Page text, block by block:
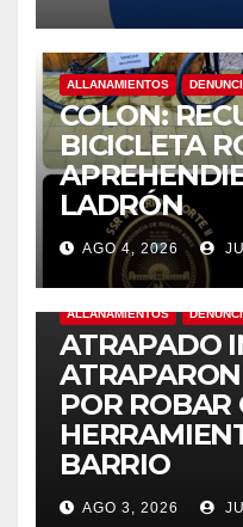
ALLANAMIENTOS
COLON:
BICICLETA
LADRÓN
AGO 4, 2026
ALLANAMIENTOS
ATRAPADO
POR ROBAR
BARRIO
AGO 3, 2026